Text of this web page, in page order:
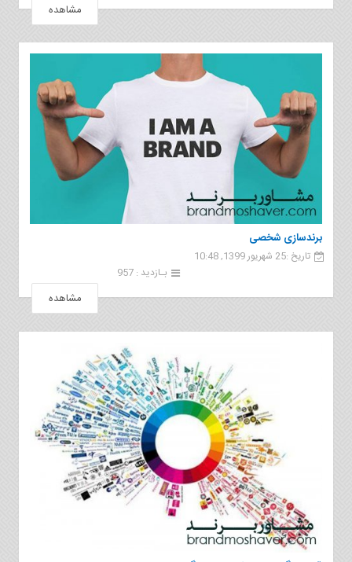
مشاهده
برندسازی شخصی
تاریخ :25 شهریور 1399, 10:48
بـازدید : 957
مشاهده